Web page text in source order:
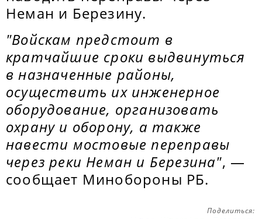
Неман и Березину.
"Войскам предстоит в
кратчайшие сроки выдвинуться
в назначенные районы,
осуществить их инженерное
оборудование, организовать
охрану и оборону, а также
навести мостовые переправы
через реки Неман и Березина", —
сообщает Минобороны РБ.
Поделиться: